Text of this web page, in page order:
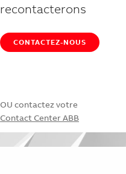
recontacterons
CONTACTEZ-NOUS
OU contactez votre
Contact Center ABB